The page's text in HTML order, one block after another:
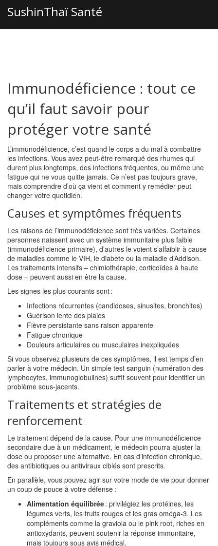
SushinThaï Santé
Immunodéficience : tout ce
qu’il faut savoir pour
protéger votre santé
L’immunodéficience, c’est quand le corps a du mal à combattre
les infections. Vous avez peut‑être remarqué des rhumes qui
durent plus longtemps, des infections fréquentes, ou même une
fatigue qui ne vous quitte jamais. Ce n’est pas toujours grave,
mais comprendre d’où ça vient et comment y remédier peut
changer votre quotidien.
Causes et symptômes fréquents
Les raisons de l’immunodéficience sont très variées. Certaines
personnes naissent avec un système immunitaire plus faible
(immunodéficience primaire), d’autres le voient s’affaiblir à cause
de maladies comme le VIH, le diabète ou la maladie d’Addison.
Les traitements intensifs – chimiothérapie, corticoïdes à haute
dose – peuvent aussi en être la cause.
Les signes les plus courants sont :
Infections récurrentes (candidoses, sinusites, bronchites)
Guérison lente des plaies
Fièvre persistante sans raison apparente
Fatigue chronique
Douleurs articulaires ou musculaires inexpliquées
Si vous observez plusieurs de ces symptômes, il est temps d’en
parler à votre médecin. Un simple test sanguin (numération des
lymphocytes, immunoglobulines) suffit souvent pour identifier un
problème sous‑jacents.
Traitements et stratégies de
renforcement
Le traitement dépend de la cause. Pour une immunodéficience
secondaire due à un médicament, le médecin pourra ajuster la
dose ou proposer une alternative. En cas d’infection chronique,
des antibiotiques ou antiviraux ciblés sont prescrits.
En parallèle, vous pouvez agir sur votre mode de vie pour donner
un coup de pouce à votre défense :
Alimentation équilibrée: privilégiez les protéines, les
légumes verts, les fruits rouges et les gras oméga‑3. Les
compléments comme la graviola ou le pink root, riches en
antioxydants, peuvent soutenir la réponse immunitaire,
mais toujours sous avis médical.